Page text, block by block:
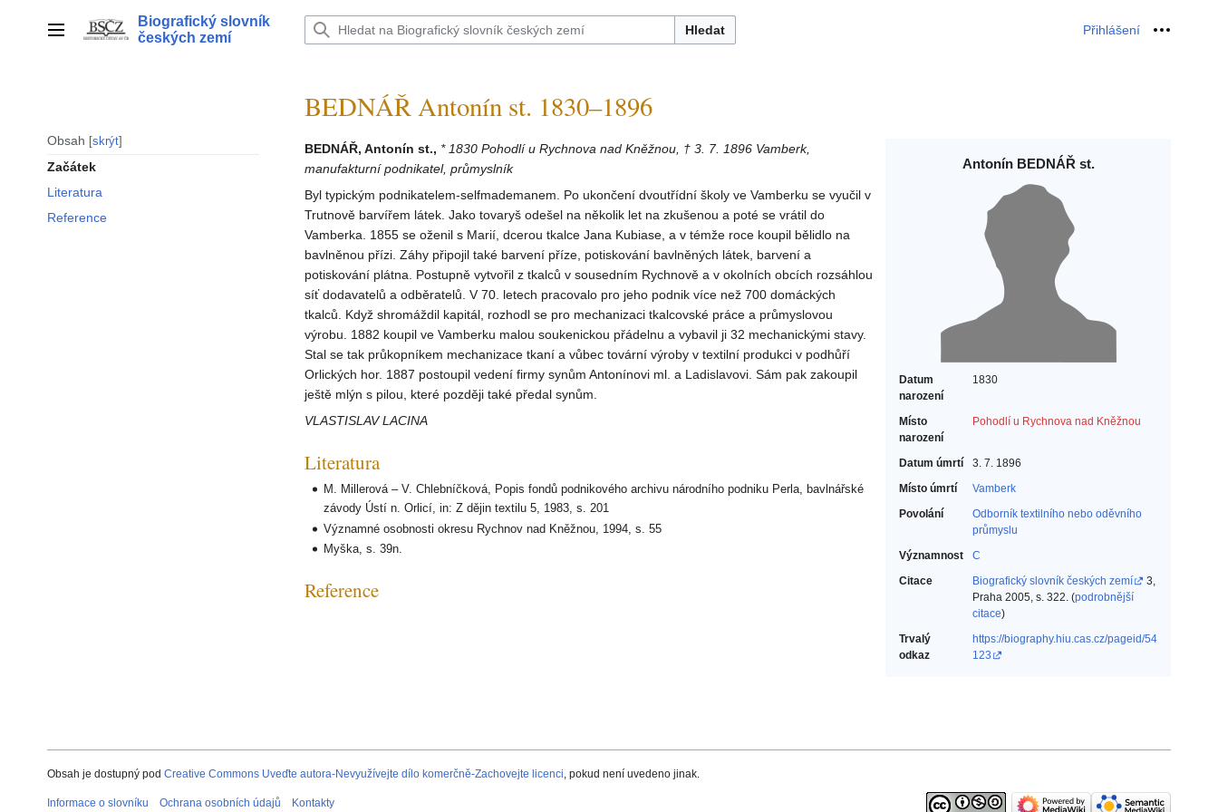
Hlavní menu
Biografický slovník
českých zemí
Hledat Přihlášení Osobní
Obsah skrýt
Začátek
Literatura
Reference
BEDNÁŘ Antonín st. 1830–1896
Antonín BEDNÁŘ st.
Datum
narození
1830
Místo
narození
Pohodlí u Rychnova nad Kněžnou
Datum úmrtí
3. 7. 1896
Místo úmrtí
Vamberk
Povolání
Odborník textilního nebo oděvního
průmyslu‎
Významnost
C
Citace
Biografický slovník českých zemí
3,
Praha 2005, s. 322. (podrobnější
citace)
Trvalý
odkaz
https://biography.hiu.cas.cz/pageid/54
123
BEDNÁŘ, Antonín st., * 1830 Pohodlí u Rychnova nad Kněžnou, † 3. 7. 1896 Vamberk,
manufakturní podnikatel, průmyslník
Byl typickým podnikatelem-selfmademanem. Po ukončení dvoutřídní školy ve Vamberku se vyučil v
Trutnově barvířem látek. Jako tovaryš odešel na několik let na zkušenou a poté se vrátil do
Vamberka. 1855 se oženil s Marií, dcerou tkalce Jana Kubiase, a v témže roce koupil bělidlo na
bavlněnou přízi. Záhy připojil také barvení příze, potiskování bavlněných látek, barvení a
potiskování plátna. Postupně vytvořil z tkalců v sousedním Rychnově a v okolních obcích rozsáhlou
síť dodavatelů a odběratelů. V 70. letech pracovalo pro jeho podnik více než 700 domáckých
tkalců. Když shromáždil kapitál, rozhodl se pro mechanizaci tkalcovské práce a průmyslovou
výrobu. 1882 koupil ve Vamberku malou soukenickou přádelnu a vybavil ji 32 mechanickými stavy.
Stal se tak průkopníkem mechanizace tkaní a vůbec tovární výroby v textilní produkci v podhůří
Orlických hor. 1887 postoupil vedení firmy synům Antonínovi ml. a Ladislavovi. Sám pak zakoupil
ještě mlýn s pilou, které později také předal synům.
VLASTISLAV LACINA
Literatura
M. Millerová – V. Chlebníčková, Popis fondů podnikového archivu národního podniku Perla, bavlnářské
závody Ústí n. Orlicí, in: Z dějin textilu 5, 1983, s. 201
Významné osobnosti okresu Rychnov nad Kněžnou, 1994, s. 55
Myška, s. 39n.
Reference
Obsah je dostupný pod Creative Commons Uveďte autora-Nevyužívejte dílo komerčně-Zachovejte licenci, pokud není uvedeno jinak.
Informace o slovníku Ochrana osobních údajů Kontakty